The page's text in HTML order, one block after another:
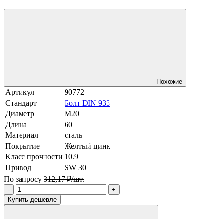
Похожие
Артикул
90772
Стандарт
Болт DIN 933
Диаметр
М20
Длина
60
Материал
сталь
Покрытие
Желтый цинк
Класс прочности 10.9
Привод
SW 30
По запросу 312,17 ₽/шт.
-
+
Купить дешевле